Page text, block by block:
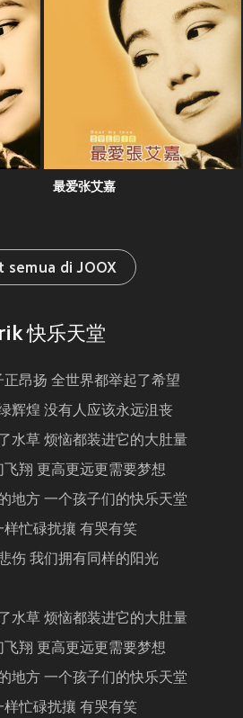
最爱张艾嘉
semua di JOOX
快乐天堂
昂扬 全世界都举起了希望
辉煌 没有人应该永远沮丧
水草 烦恼都装进它的大肚量
翔 更高更远更需要梦想
地方 一个孩子们的快乐天堂
样忙碌扰攘 有哭有笑
伤 我们拥有同样的阳光
水草 烦恼都装进它的大肚量
翔 更高更远更需要梦想
地方 一个孩子们的快乐天堂
样忙碌扰攘 有哭有笑